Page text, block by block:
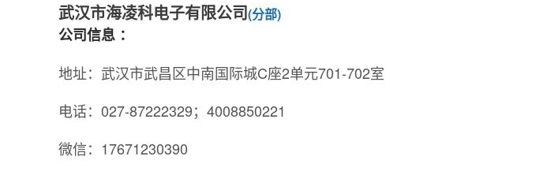
武汉市海凌科电子有限公司(分部)
公司信息 ：
地址：武汉市武昌区中南国际城C座2单元701-702室
电话：027-87222329；4008850221
微信：17671230390